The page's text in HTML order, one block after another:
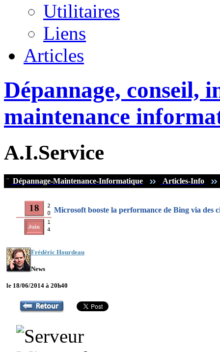
Utilitaires
Liens
Articles
Dépannage, conseil,
maintenance
A.I.Service
¨ Dépannage-Maintenance-Informatique Articles-Info
Microsoft booste la performance de Bing via des
Frédéric Hourdeau
News
le 18/06/2014 à 20h40